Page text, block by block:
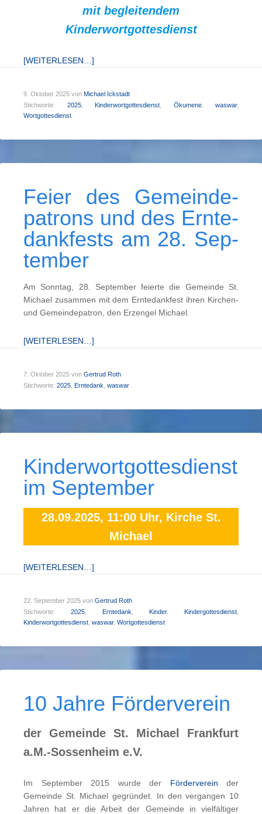
mit begleitendem
Kinderwortgottesdienst
[WEITERLESEN…]
9. Oktober 2025 von Michael Ickstadt
Stichworte: 2025, Kinderwortgottesdienst Ökumene, waswar,
Wortgottesdienst
Feier des Gemeinde­
patrons und des Ern­te­
dank­fests am 28. Sep­
tem­ber
Am Sonntag, 28. September feierte die Gemeinde St.
Michael zusammen mit dem Erntedankfest ihren Kirchen-
und Gemeindepatron, den Erzengel Michael.
[WEITERLESEN…]
7. Oktober 2025 von Gertrud Roth
Stichworte: 2025 Erntedank waswar
Kinder­wort­gott­es­dienst
im September
28.09.2025, 11:00 Uhr, Kirche St.
Michael
[WEITERLESEN…]
22. September 2025 von Gertrud Roth
Stichworte: 2025 Erntedank Kinder, Kindergottesdienst
Kinderwortgottesdienst waswar, Wortgottesdienst
10 Jahre Förderverein
der Gemeinde St. Michael Frankfurt
a.M.-Sossenheim e.V.
Im September 2015 wurde der Förderverein der
Gemeinde St. Michael gegründet. In den vergangen 10
Jahren hat er die Arbeit der Gemeinde in vielfältiger